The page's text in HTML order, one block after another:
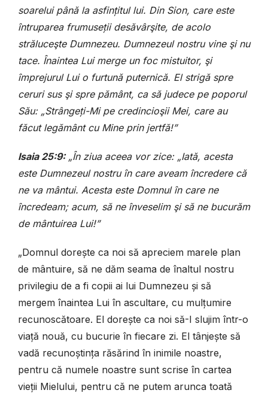
soarelui până la asfințitul lui. Din Sion, care este
întruparea frumuseții desăvârşite, de acolo
străluceşte Dumnezeu. Dumnezeul nostru vine şi nu
tace. Înaintea Lui merge un foc mistuitor, şi
împrejurul Lui o furtună puternică. El strigă spre
ceruri sus şi spre pământ, ca să judece pe poporul
Său: „Strângeți-Mi pe credincioşii Mei, care au
făcut legământ cu Mine prin jertfă!”
Isaia 25:9:„În ziua aceea vor zice: „Iată, acesta
este Dumnezeul nostru în care aveam încredere că
ne va mântui. Acesta este Domnul în care ne
încredeam; acum, să ne înveselim şi să ne bucurăm
de mântuirea Lui!”
„Domnul dorește ca noi să apreciem marele plan
de mântuire, să ne dăm seama de înaltul nostru
privilegiu de a fi copii ai lui Dumnezeu și să
mergem înaintea Lui în ascultare, cu mulțumire
recunoscătoare. El dorește ca noi să-I slujim într-o
viață nouă, cu bucurie în fiecare zi. El tânjește să
vadă recunoștința răsărind în inimile noastre,
pentru că numele noastre sunt scrise în cartea
vieții Mielului, pentru că ne putem arunca toată